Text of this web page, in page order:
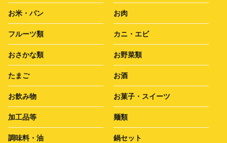
お米・パン お肉
フルーツ類 カニ・エビ
おさかな類 お野菜類
たまご お酒
お飲み物 お菓子・スイーツ
加工品等 麺類
調味料・油 鍋セット